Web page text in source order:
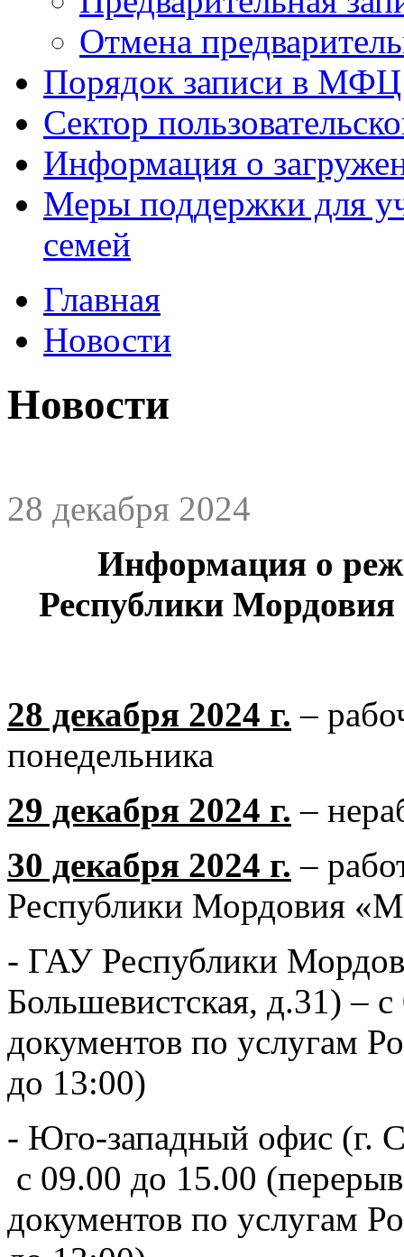
Отмена
Порядок записи в МФЦ
Сектор
Информация о
Меры поддержки для
семей
Главная
Новости
Новости
28 декабря 2024
Информация о
Республики
28 декабря 2024 г. –
понедельника
29 декабря 2024 г. –
30 декабря 2024 г. –
Республики Мордовия
- ГАУ Республики
Большевистская, д.31) –
документов по услугам
до 13:00)
- Юго-западный офис (г.
с 09.00 до 15.00
документов по услугам